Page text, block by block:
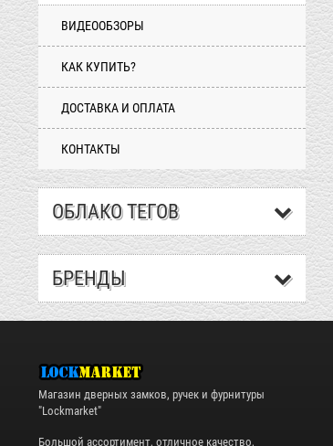
ВИДЕООБЗОРЫ
КАК КУПИТЬ?
ДОСТАВКА И ОПЛАТА
КОНТАКТЫ
ОБЛАКО ТЕГОВ
БРЕНДЫ
Магазин дверных замков, ручек и фурнитуры
"Lockmarket"
Большой ассортимент, отличное качество,